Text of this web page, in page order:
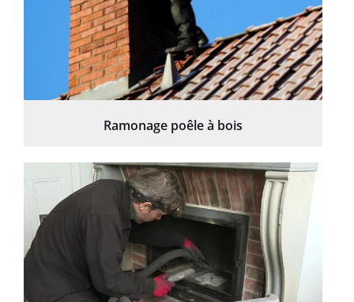
Ramonage poêle à bois